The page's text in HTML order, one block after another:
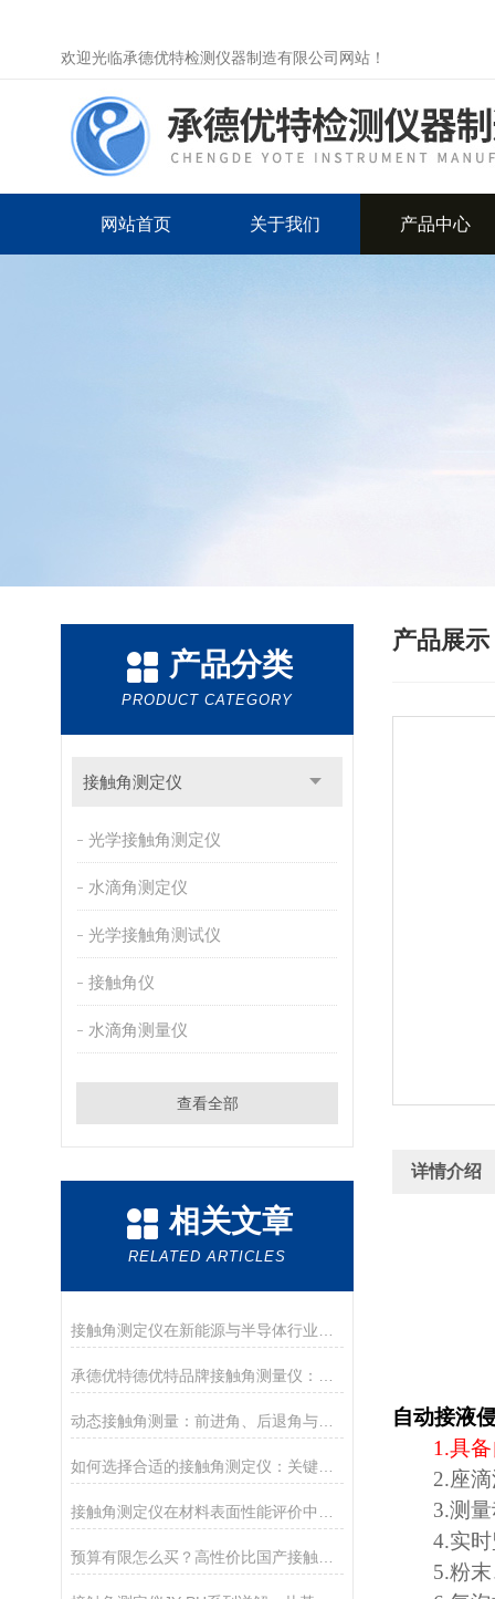
欢迎光临承德优特检测仪器制造有限公司网站！
网站首页 关于我们 产品中心
产品分类
PRODUCT CATEGORY
接触角测定仪
光学接触角测定仪
水滴角测定仪
光学接触角测试仪
接触角仪
水滴角测量仪
查看全部
相关文章
RELATED ARTICLES
动态接触角测量：前进角、后退角与滚动角分析
如何选择合适的接触角测定仪：关键参数与配置解读
产品展示
详情介绍
自动接液
1.具
2.座
3.测
4.实
5.粉